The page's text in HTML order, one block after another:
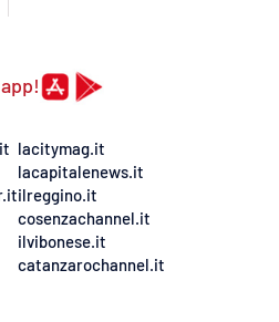
lacitymag.it
lacapitalenews.it
ilreggino.it
cosenzachannel.it
ilvibonese.it
catanzarochannel.it